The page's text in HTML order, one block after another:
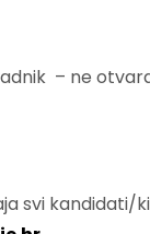
– ne
svi kandidati/